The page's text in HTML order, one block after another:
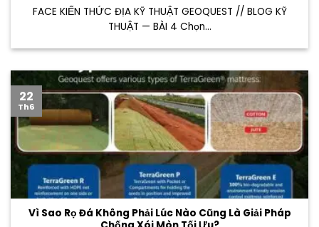
FACE KIẾN THỨC ĐỊA KỸ THUẬT GEOQUEST // BLOG KỸ
THUẬT — BÀI 4 Chọn...
Vì Sao Rọ Đá Không Phải Lúc Nào Cũng Là Giải Pháp
Chống Xói Mòn Tối Ưu?
22
Th6